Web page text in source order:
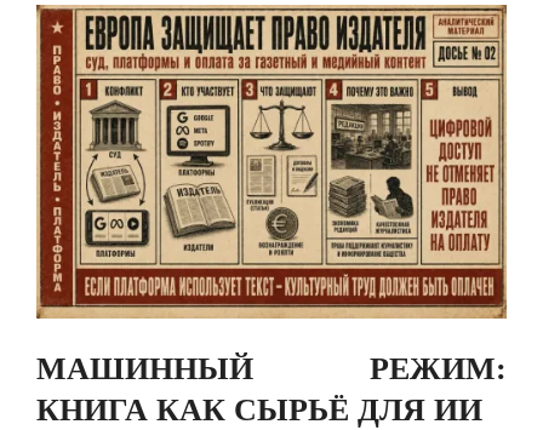
МАШИННЫЙ РЕЖИМ:
КНИГА КАК СЫРЬЁ ДЛЯ ИИ